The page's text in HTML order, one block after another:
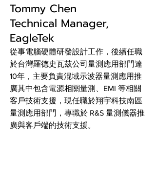
Tommy Chen
Technical Manager,
EagleTek
從事電腦硬體研發設計工作，後續任職
於台灣羅德史瓦茲公司量測應用部門達
10年，主要負責混域示波器量測應用推
廣其中包含電源相關量測、EMI 等相關
客戶技術支援，現任職於翔宇科技南區
量測應用部門，專職於 R&S 量測儀器推
廣與客戶端的技術支援。